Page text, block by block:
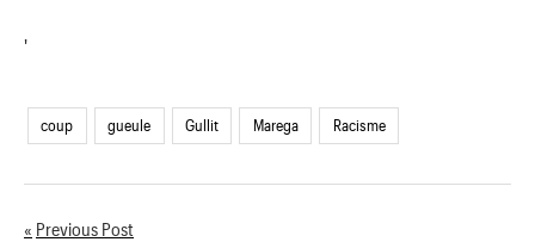
'
coup gueule Gullit Marega Racisme
Previous Post